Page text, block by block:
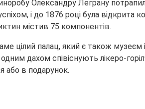
Олександру Леграну
і до 1876 році була
містив 75 компонентів.
цілий палац, який є також
дахом співіснують лікеро-
або в подарунок.